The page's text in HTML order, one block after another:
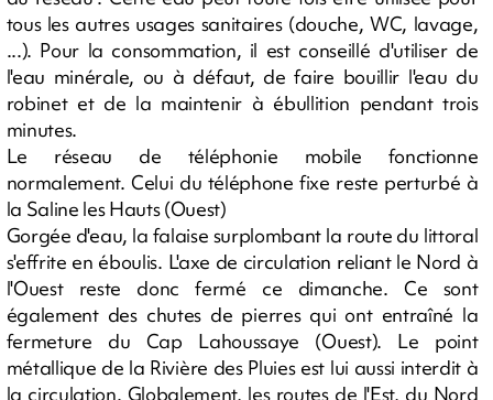
tous les autres usages sanitaires (douche, WC, lavage,
...). Pour la consommation, il est conseillé d'utiliser de
l'eau minérale, ou à défaut, de faire bouillir l'eau du
robinet et de la maintenir à ébullition pendant trois
minutes.
Le réseau de téléphonie mobile fonctionne
normalement. Celui du téléphone fixe reste perturbé à
la Saline les Hauts (Ouest)
Gorgée d'eau, la falaise surplombant la route du littoral
s'effrite en éboulis. L'axe de circulation reliant le Nord à
l'Ouest reste donc fermé ce dimanche. Ce sont
également des chutes de pierres qui ont entraîné la
fermeture du Cap Lahoussaye (Ouest). Le point
métallique de la Rivière des Pluies est lui aussi interdit à
la circulation. Globalement, les routes de l'Est, du Nord